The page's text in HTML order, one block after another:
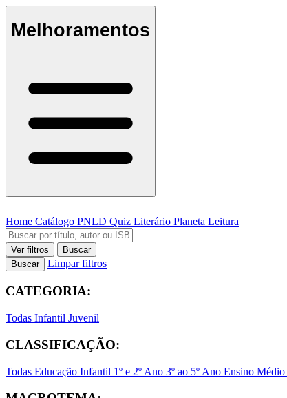
Melhoramentos
Home Catálogo PNLD Quiz Literário Planeta Leitura
Ver filtros
Buscar
Buscar
Limpar filtros
CATEGORIA:
Todas Infantil Juvenil
CLASSIFICAÇÃO:
Todas Educação Infantil 1º e 2º Ano 3º ao 5º Ano Ensino Médio